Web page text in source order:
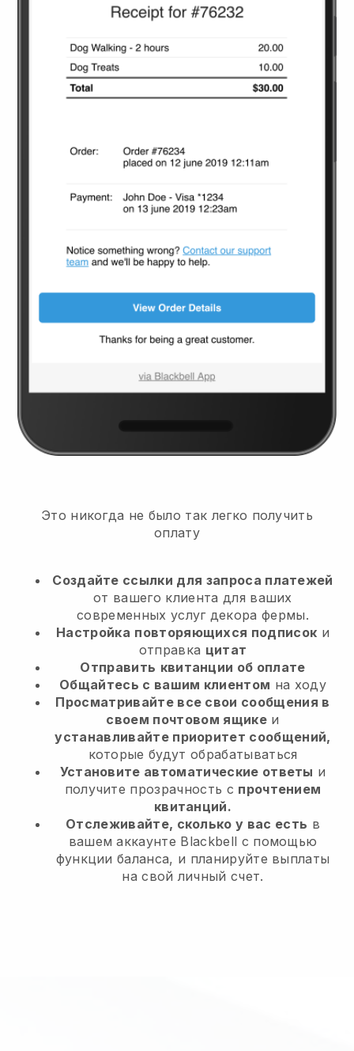
Это никогда не было так легко получить
оплату
Создайте ссылки для запроса платежей
от вашего клиента для ваших
современных услуг декора фермы.
Настройка повторяющихся подписок и
отправка цитат
Отправить квитанции об оплате
Общайтесь с вашим клиентом на ходу
Просматривайте все свои сообщения в
своем почтовом ящикеи
устанавливайте приоритет сообщений,
которые будут обрабатываться
Установите автоматические ответы и
получите прозрачность с прочтением
квитанций.
Отслеживайте, сколько у вас есть в
вашем аккаунте Blackbell с помощью
функции баланса, и планируйте выплаты
на свой личный счет.